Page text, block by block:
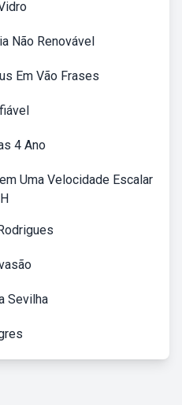
Não Renovável
Em Vão Frases
4 Ano
Uma Velocidade Escalar
Sevilha